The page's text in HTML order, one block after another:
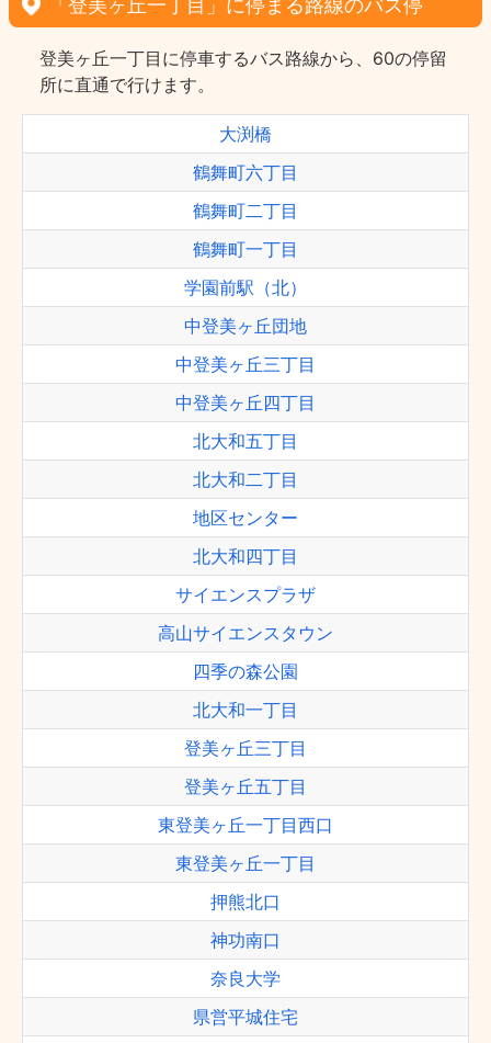
「登美ヶ丘一丁目」に停まる路線のバス停
登美ヶ丘一丁目に停車するバス路線から、60の停留
所に直通で行けます。
大渕橋
鶴舞町六丁目
鶴舞町二丁目
鶴舞町一丁目
学園前駅（北）
中登美ヶ丘団地
中登美ヶ丘三丁目
中登美ヶ丘四丁目
北大和五丁目
北大和二丁目
地区センター
北大和四丁目
サイエンスプラザ
高山サイエンスタウン
四季の森公園
北大和一丁目
登美ヶ丘三丁目
登美ヶ丘五丁目
東登美ヶ丘一丁目西口
東登美ヶ丘一丁目
押熊北口
神功南口
奈良大学
県営平城住宅